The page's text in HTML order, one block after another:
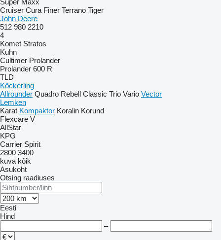
Super Maxx
Cruiser Cura Finer Terrano Tiger
John Deere
512 980 2210
4
Komet Stratos
Kuhn
Cultimer Prolander
Prolander 600 R
TLD
Köckerling
Allrounder Quadro Rebell Classic Trio Vario Vector
Lemken
Karat Kompaktor Koralin Korund
Flexcare V
AllStar
KPG
Carrier Spirit
2800 3400
kuva kõik
Asukoht
Otsing raadiuses
Eesti
Hind
–